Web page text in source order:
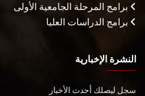
برامج المرحلة الجامعية الأولى
برامج الدراسات العليا
النشرة الإخبارية
سجل ليصلك أحدث الأخبار